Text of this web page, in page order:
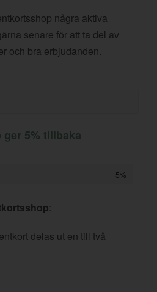
några aktiva
senare för att ta del av
och bra erbjudanden.
5% tillbaka
5%
:
delas ut en till två